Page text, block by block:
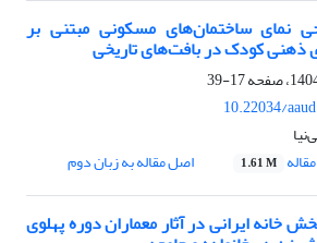
نمای ساختمان‌های مسکونی مبتنی بر
ذهنی کودک در بافت‌های تاریخی
17-39
10.22034/
1.61 M اصل مقاله به زبان دوم
خانه ایرانی در آثار معماران دوره پهلوی